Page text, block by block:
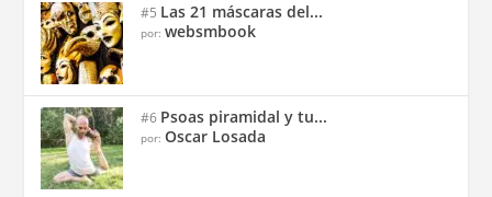
#5 Las 21 máscaras del...
por:websmbook
#6 Psoas piramidal y tu...
por:Oscar Losada